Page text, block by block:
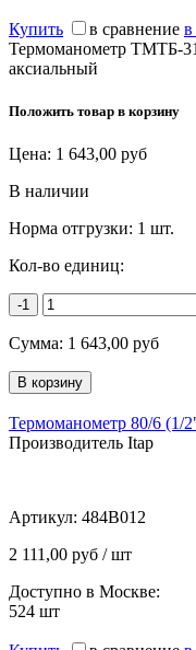
Купить в сравнение в
Термоманометр ТМТБ-
аксиальный
Положить товар в корзину
Цена: 1 643,00 руб
В наличии
Норма отгрузки: 1 шт.
Кол-во единиц:
-1
Сумма: 1 643,00 руб
Термоманометр 80/6 (1/
Производитель Itap
Артикул: 484B012
2 111,00 руб / шт
Доступно в Москве:
524 шт